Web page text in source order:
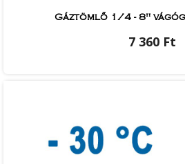
Gáztömlő 1/4 - 8"
7 360 Ft